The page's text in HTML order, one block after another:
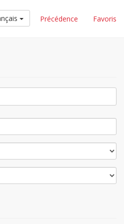
Précédence Favoris